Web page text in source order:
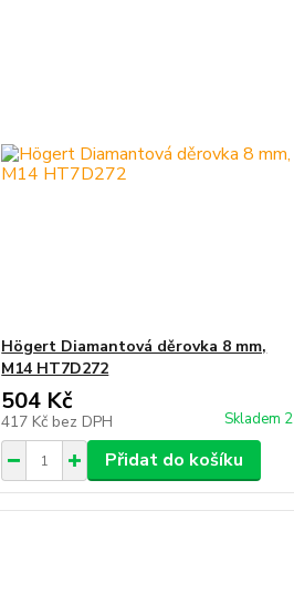
Högert Diamantová děrovka 8 mm,
M14 HT7D272
504 Kč
417 Kč bez DPH Skladem 2
Přidat do košíku